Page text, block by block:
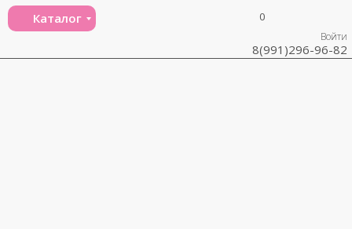
Каталог
Войти
0
8(991)296-96-82